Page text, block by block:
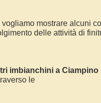
mostrare alcuni
delle attività di
imbianchini a Ciampino
le